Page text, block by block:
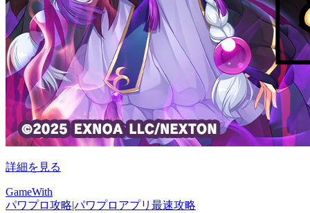
詳細を見る
GameWith
パワプロ攻略|パワプロアプリ最速攻略